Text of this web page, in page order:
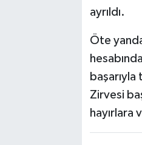
ayrıldı.
Öte
Zirvesi
hayırlara